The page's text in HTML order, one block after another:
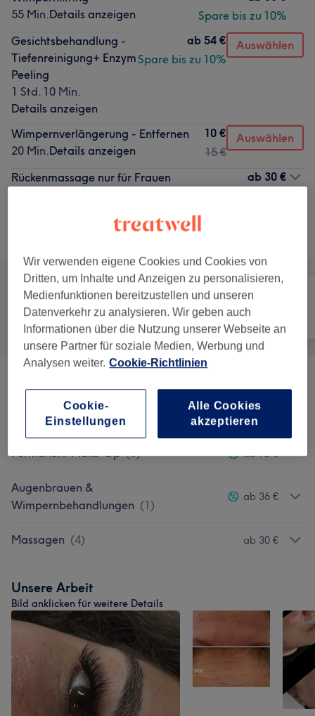
55 Min.Details anzeigen
Spare bis zu 10%
Gesichtsbehandlung -
Tiefenreinigung+ Enzym
Peeling
1 Std. 10 Min.
Details anzeigen
ab 54 €
Spare bis zu 10%
Auswählen
Wimpernverlängerung - Entfernen
20 Min.Details anzeigen
10 €
15 €
Auswählen
Rückenmassage nur für Frauen
ab 30 €
Alle Gesicht
Wimpernverlängerungen ab 10 €
Permanent Make-Up (3) ab 72 €
Augenbrauen &
Wimpernbehandlungen (1)
ab 36 €
Massagen (4) ab 30 €
Unsere Arbeit
Bild anklicken für weitere Details
Wir verwenden eigene Cookies und Cookies von
Dritten, um Inhalte und Anzeigen zu personalisieren,
Medienfunktionen bereitzustellen und unseren
Datenverkehr zu analysieren. Wir geben auch
Informationen über die Nutzung unserer Webseite an
unsere Partner für soziale Medien, Werbung und
Analysen weiter. Cookie-Richtlinien
Cookie-
Einstellungen
Alle Cookies
akzeptieren